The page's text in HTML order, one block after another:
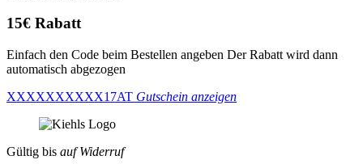
15€ Rabatt
Einfach den Code beim Bestellen angeben Der Rabatt wird dann
automatisch abgezogen
XXXXXXXXXX17AT Gutschein anzeigen
Gültig bis auf Widerruf